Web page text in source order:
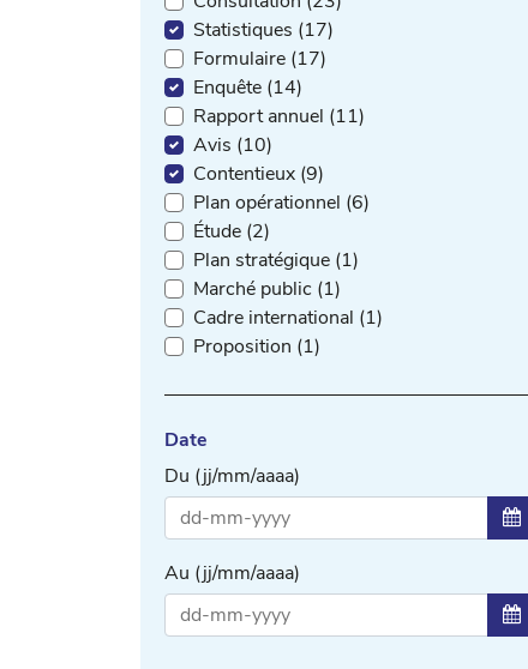
Statistiques (17)
Formulaire (17)
Enquête (14)
Rapport annuel (11)
Avis (10)
Contentieux (9)
Plan opérationnel (6)
Étude (2)
Plan stratégique (1)
Marché public (1)
Cadre international (1)
Proposition (1)
Date
Du (jj/mm/aaaa)
Au (jj/mm/aaaa)